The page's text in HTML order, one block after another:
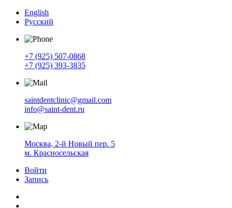
English
Русский
+7 (925) 507-0868
+7 (925) 393-3835
saintdentclinic@gmail.com
info@saint-dent.ru
Москва, 2-й Новый пер. 5
м. Красносельская
Войти
Запись